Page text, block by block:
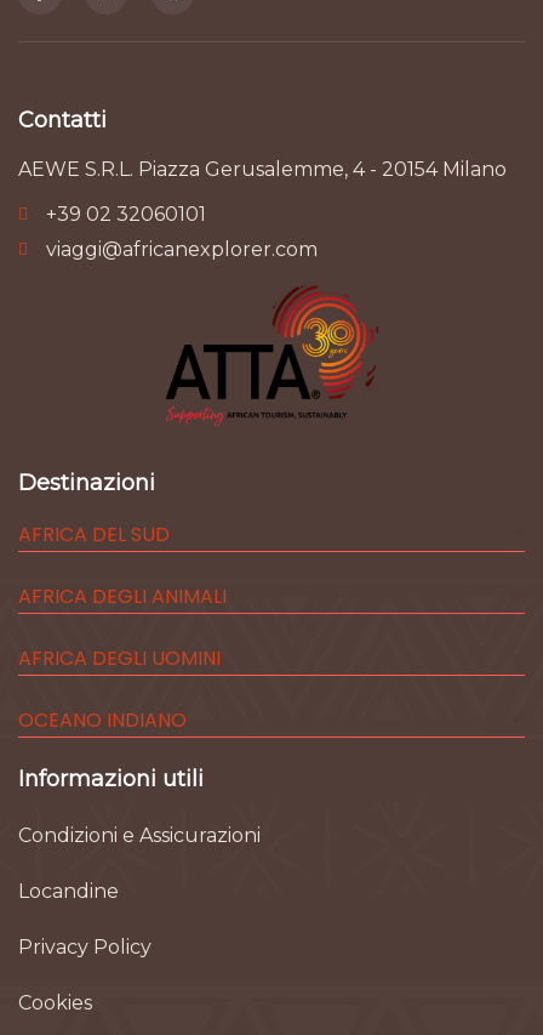
Contatti
AEWE S.R.L. Piazza Gerusalemme, 4 - 20154 Milano
+39 02 32060101
viaggi@africanexplorer.com
Destinazioni
AFRICA DEL SUD
AFRICA DEGLI ANIMALI
AFRICA DEGLI UOMINI
OCEANO INDIANO
Informazioni utili
Condizioni e Assicurazioni
Locandine
Privacy Policy
Cookies